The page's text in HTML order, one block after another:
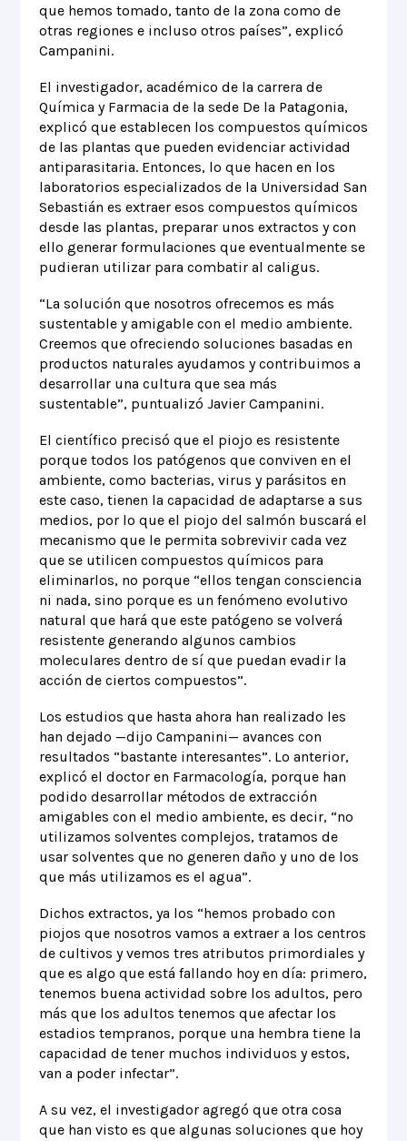
que hemos tomado, tanto de la zona como de
otras regiones e incluso otros países”, explicó
Campanini.
El investigador, académico de la carrera de
Química y Farmacia de la sede De la Patagonia,
explicó que establecen los compuestos químicos
de las plantas que pueden evidenciar actividad
antiparasitaria. Entonces, lo que hacen en los
laboratorios especializados de la Universidad San
Sebastián es extraer esos compuestos químicos
desde las plantas, preparar unos extractos y con
ello generar formulaciones que eventualmente se
pudieran utilizar para combatir al caligus.
“La solución que nosotros ofrecemos es más
sustentable y amigable con el medio ambiente.
Creemos que ofreciendo soluciones basadas en
productos naturales ayudamos y contribuimos a
desarrollar una cultura que sea más
sustentable”, puntualizó Javier Campanini.
El científico precisó que el piojo es resistente
porque todos los patógenos que conviven en el
ambiente, como bacterias, virus y parásitos en
este caso, tienen la capacidad de adaptarse a sus
medios, por lo que el piojo del salmón buscará el
mecanismo que le permita sobrevivir cada vez
que se utilicen compuestos químicos para
eliminarlos, no porque “ellos tengan consciencia
ni nada, sino porque es un fenómeno evolutivo
natural que hará que este patógeno se volverá
resistente generando algunos cambios
moleculares dentro de sí que puedan evadir la
acción de ciertos compuestos”.
Los estudios que hasta ahora han realizado les
han dejado —dijo Campanini— avances con
resultados “bastante interesantes”. Lo anterior,
explicó el doctor en Farmacología, porque han
podido desarrollar métodos de extracción
amigables con el medio ambiente, es decir, “no
utilizamos solventes complejos, tratamos de
usar solventes que no generen daño y uno de los
que más utilizamos es el agua”.
Dichos extractos, ya los “hemos probado con
piojos que nosotros vamos a extraer a los centros
de cultivos y vemos tres atributos primordiales y
que es algo que está fallando hoy en día: primero,
tenemos buena actividad sobre los adultos, pero
más que los adultos tenemos que afectar los
estadios tempranos, porque una hembra tiene la
capacidad de tener muchos individuos y estos,
van a poder infectar”.
A su vez, el investigador agregó que otra cosa
que han visto es que algunas soluciones que hoy